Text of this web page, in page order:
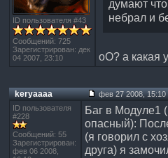
ID пользователя #43
Сообщений: 725
Зарегистрирован: дек
04 2007, 23:10
думают
небрал и
оО? а какая
keryaaaa
фев 27 2008, 15:10
ID пользователя
#228
Сообщений: 55
Зарегистрирован:
фев 06 2008,
Баг в Модуле1
опасный):
(я говорил с
друга) я